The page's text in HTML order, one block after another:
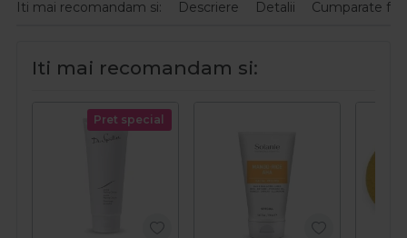
Iti mai recomandam si: Descriere Detalii Cumparate
Iti mai recomandam si:
Pret special